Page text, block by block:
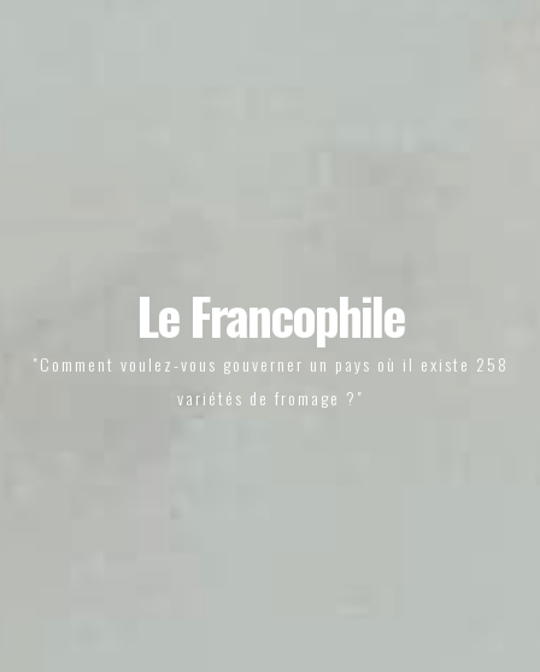
Le Francophile
"Comment voulez-vous gouverner un pays où il existe 258
variétés de fromage ?"